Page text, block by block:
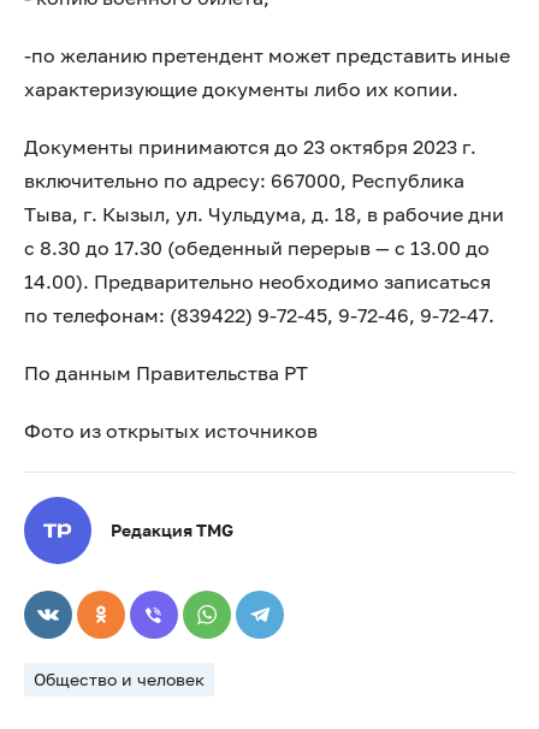
-по желанию претендент может представить иные
характеризующие документы либо их копии.
Документы принимаются до 23 октября 2023 г.
включительно по адресу: 667000, Республика
Тыва, г. Кызыл, ул. Чульдума, д. 18, в рабочие дни
с 8.30 до 17.30 (обеденный перерыв — с 13.00 до
14.00). Предварительно необходимо записаться
по телефонам: (839422) 9-72-45, 9-72-46, 9-72-47.
По данным Правительства РТ
Фото из открытых источников
Редакция TMG
Общество и человек